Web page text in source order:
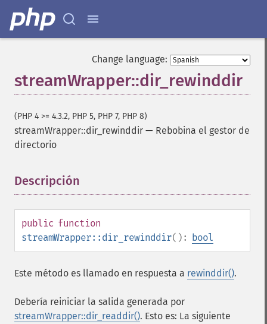
Change language:
streamWrapper::dir_rewinddir
(PHP 4 >= 4.3.2, PHP 5, PHP 7, PHP 8)
streamWrapper::dir_rewinddir — Rebobina el gestor de
directorio
Descripción
public function
streamWrapper::dir_rewinddir(): bool
Este método es llamado en respuesta a rewinddir().
Debería reiniciar la salida generada por
streamWrapper::dir_readdir(). Esto es: La siguiente